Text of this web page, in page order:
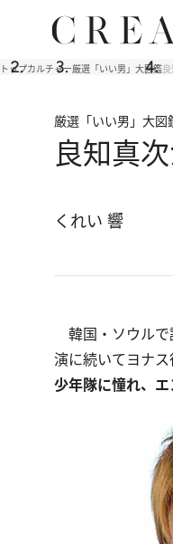
トップカルチャー厳選「いい男」大図鑑
厳選「いい男」大図
良知真
くれい 響
韓国・ソウルで
演に続いてヨナ
少年隊に憧れ、